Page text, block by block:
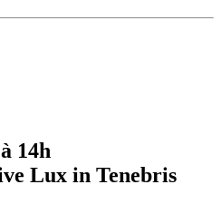
14h
Lux in Tenebris